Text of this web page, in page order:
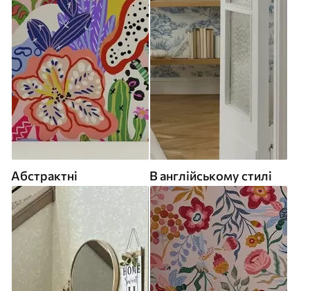
Абстрактні В англійському стилі